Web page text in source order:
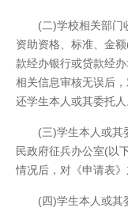
(二)学校相关部门
资助资格、标准、金
款经办银行或贷款经
相关信息审核无误后
还学生本人或其委托人
(三)学生本人或其
民政府征兵办公室(以
情况后，对《申请表
(四)学生本人或其